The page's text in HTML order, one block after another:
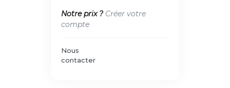
Notre prix ? Créer votre
compte
Nous
contacter